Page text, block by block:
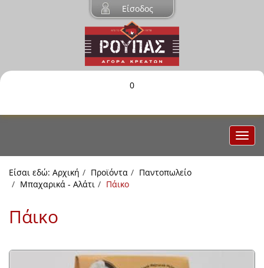
Είσοδος
0
Είσαι εδώ: Αρχική Προϊόντα
Παντοπωλείο
Μπαχαρικά - Αλάτι
Πάικο
Πάικο